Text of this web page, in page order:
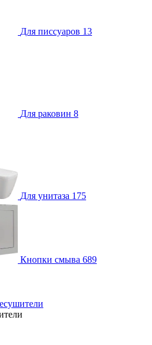
Для писсуаров 13
Для раковин 8
Для унитаза 175
Кнопки смыва 689